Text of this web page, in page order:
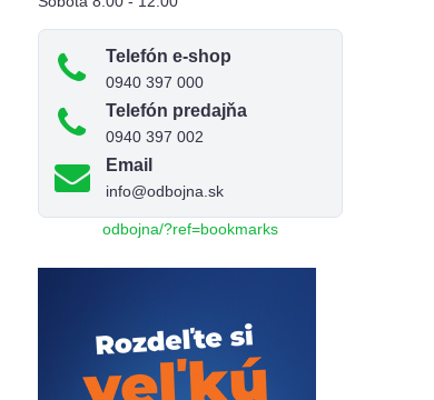
Telefón e-shop
0940 397 000
Telefón predajňa
0940 397 002
Email
info@odbojna.sk
odbojna/?ref=bookmarks